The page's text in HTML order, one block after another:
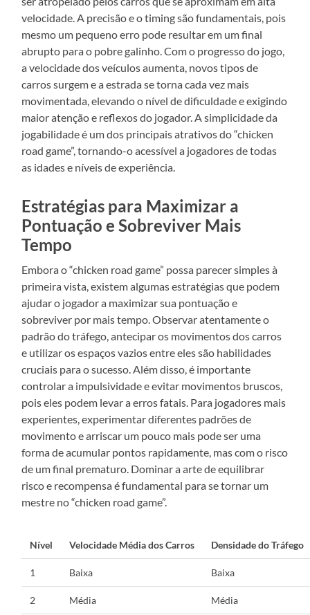
velocidade. A precisão e o timing são fundamentais, pois
mesmo um pequeno erro pode resultar em um final
abrupto para o pobre galinho. Com o progresso do jogo,
a velocidade dos veículos aumenta, novos tipos de
carros surgem e a estrada se torna cada vez mais
movimentada, elevando o nível de dificuldade e exigindo
maior atenção e reflexos do jogador. A simplicidade da
jogabilidade é um dos principais atrativos do “chicken
road game”, tornando-o acessível a jogadores de todas
as idades e níveis de experiência.
Estratégias para Maximizar a
Pontuação e Sobreviver Mais
Tempo
Embora o “chicken road game” possa parecer simples à
primeira vista, existem algumas estratégias que podem
ajudar o jogador a maximizar sua pontuação e
sobreviver por mais tempo. Observar atentamente o
padrão do tráfego, antecipar os movimentos dos carros
e utilizar os espaços vazios entre eles são habilidades
cruciais para o sucesso. Além disso, é importante
controlar a impulsividade e evitar movimentos bruscos,
pois eles podem levar a erros fatais. Para jogadores mais
experientes, experimentar diferentes padrões de
movimento e arriscar um pouco mais pode ser uma
forma de acumular pontos rapidamente, mas com o risco
de um final prematuro. Dominar a arte de equilibrar
risco e recompensa é fundamental para se tornar um
mestre no “chicken road game”.
Nível Velocidade Média dos Carros Densidade do Tráfego
1 Baixa Baixa
2 Média Média